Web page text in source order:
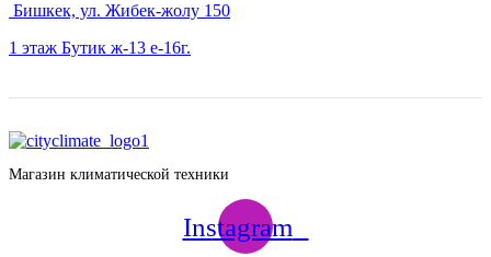
Бишкек, ул. Жибек-жолу 150
1 этаж Бутик ж-13 е-16г.
Магазин климатической техники
Instagram